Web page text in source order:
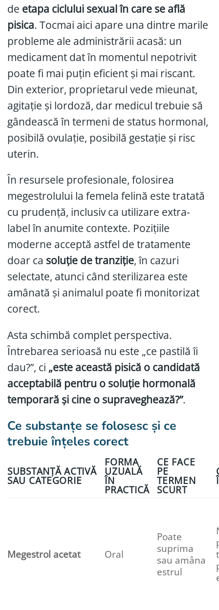
de etapa ciclului sexual în care se află
pisica. Tocmai aici apare una dintre marile
probleme ale administrării acasă: un
medicament dat în momentul nepotrivit
poate fi mai puțin eficient și mai riscant.
Din exterior, proprietarul vede mieunat,
agitație și lordoză, dar medicul trebuie să
gândească în termeni de status hormonal,
posibilă ovulație, posibilă gestație și risc
uterin.
În resursele profesionale, folosirea
megestrolului la femela felină este tratată
cu prudență, inclusiv ca utilizare extra-
label în anumite contexte. Pozițiile
moderne acceptă astfel de tratamente
doar ca soluție de tranziție, în cazuri
selectate, atunci când sterilizarea este
amânată și animalul poate fi monitorizat
corect.
Asta schimbă complet perspectiva.
Întrebarea serioasă nu este „ce pastilă îi
dau?”, ci „este această pisică o candidată
acceptabilă pentru o soluție hormonală
temporară și cine o supraveghează?”.
Ce substanțe se folosesc și ce
trebuie înțeles corect
SUBSTANȚĂ ACTIVĂ
SAU CATEGORIE
FORMA
UZUALĂ
ÎN
PRACTICĂ
CE FACE
PE
TERMEN
SCURT
Megestrol acetat Oral
Poate
suprima
sau amâna
estrul